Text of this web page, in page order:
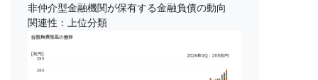
非仲介型金融機関が保有する金融負債の動向
関連性：上位分類